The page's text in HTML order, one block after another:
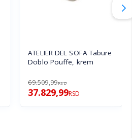
ATELIER DEL SOFA Tabure
Doblo Pouffe, krem
69.509,99RSD
37.829,99RSD